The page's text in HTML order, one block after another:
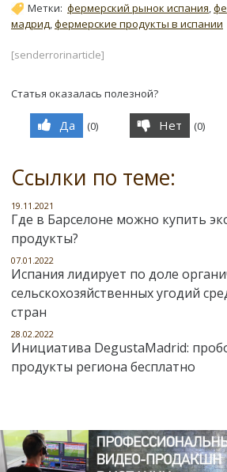
Метки: фермерский рынок испания,
мадрид фермерские продукты в испании
[senderrorinarticle]
Статья оказалась полезной?
Да (0) Нет (0)
Ссылки по теме:
19.11.2021
Где в Барселоне можно купить
продукты?
07.01.2022
Испания лидирует по доле
сельскохозяйственных угодий
стран
28.02.2022
Инициатива DegustaMadrid:
продукты региона бесплатно